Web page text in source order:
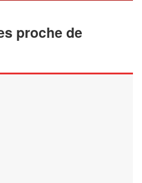
proche de